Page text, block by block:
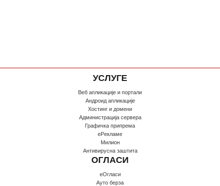
УСЛУГЕ
Веб апликације и портали
Андроид апликације
Хостинг и домени
Администрација сервера
Графичка припрема
еРекламе
Милион
Антивирусна заштита
ОГЛАСИ
еОгласи
Ауто берза